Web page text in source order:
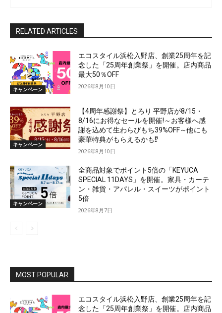
RELATED ARTICLES
キャンペーン
エコスタイル浜松入野店、創業25周年を記
念した「25周年創業祭」を開催。店内商品
最大50％OFF
2026年8月10日
キャンペーン
【4周年感謝祭】とろり 平野店が8/15・
8/16にお得なセールを開催!～お客様へ感
謝を込めて生わらびもち39%OFF～他にも
豪華特典がもらえるかも⁉
2026年8月10日
キャンペーン
全商品対象でポイント5倍の「KEYUCA
SPECIAL 11DAYS」を開催。家具・カーテ
ン・雑貨・アパレル・スイーツがポイント
5倍
2026年8月7日
MOST POPULAR
エコスタイル浜松入野店、創業25周年を記
念した「25周年創業祭」を開催。店内商品